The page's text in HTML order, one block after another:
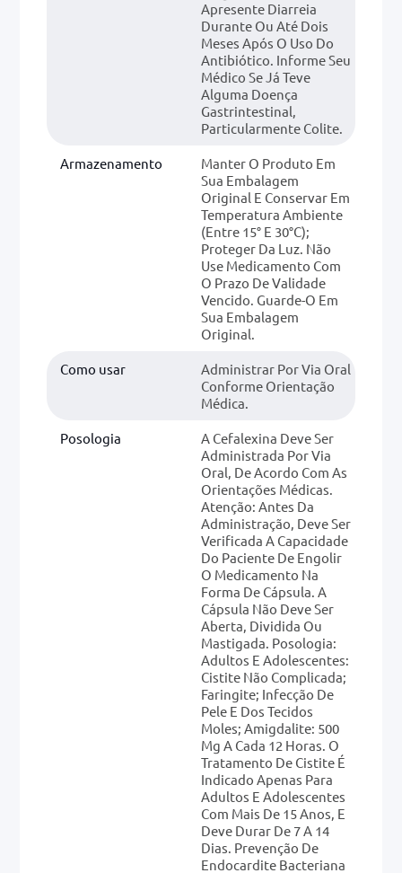
Apresente Diarreia
Durante Ou Até Dois
Meses Após O Uso Do
Antibiótico. Informe Seu
Médico Se Já Teve
Alguma Doença
Gastrintestinal,
Particularmente Colite.
Armazenamento
Manter O Produto Em
Sua Embalagem
Original E Conservar Em
Temperatura Ambiente
(entre 15° E 30°C);
Proteger Da Luz. Não
Use Medicamento Com
O Prazo De Validade
Vencido. Guarde-O Em
Sua Embalagem
Original.
Como usar
Administrar Por Via Oral
Conforme Orientação
Médica.
Posologia
A Cefalexina Deve Ser
Administrada Por Via
Oral, De Acordo Com As
Orientações Médicas.
Atenção: Antes Da
Administração, Deve Ser
Verificada A Capacidade
Do Paciente De Engolir
O Medicamento Na
Forma De Cápsula. A
Cápsula Não Deve Ser
Aberta, Dividida Ou
Mastigada. Posologia:
Adultos E Adolescentes:
Cistite Não Complicada;
Faringite; Infecção De
Pele E Dos Tecidos
Moles; Amigdalite: 500
Mg A Cada 12 Horas. O
Tratamento De Cistite É
Indicado Apenas Para
Adultos E Adolescentes
Com Mais De 15 Anos, E
Deve Durar De 7 A 14
Dias. Prevenção De
Endocardite Bacteriana